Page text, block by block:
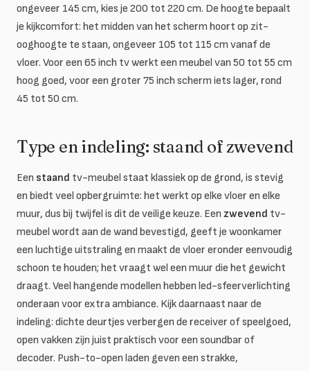
ongeveer 145 cm, kies je 200 tot 220 cm. De hoogte bepaalt
je kijkcomfort: het midden van het scherm hoort op zit-
ooghoogte te staan, ongeveer 105 tot 115 cm vanaf de
vloer. Voor een 65 inch tv werkt een meubel van 50 tot 55 cm
hoog goed, voor een groter 75 inch scherm iets lager, rond
45 tot 50 cm.
Type en indeling: staand of zwevend
Een staand tv-meubel staat klassiek op de grond, is stevig
en biedt veel opbergruimte: het werkt op elke vloer en elke
muur, dus bij twijfel is dit de veilige keuze. Een zwevend tv-
meubel wordt aan de wand bevestigd, geeft je woonkamer
een luchtige uitstraling en maakt de vloer eronder eenvoudig
schoon te houden; het vraagt wel een muur die het gewicht
draagt. Veel hangende modellen hebben led-sfeerverlichting
onderaan voor extra ambiance. Kijk daarnaast naar de
indeling: dichte deurtjes verbergen de receiver of speelgoed,
open vakken zijn juist praktisch voor een soundbar of
decoder. Push-to-open laden geven een strakke,